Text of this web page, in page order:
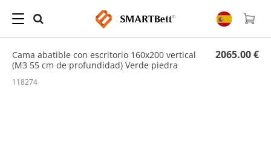
Hogar Cama abatible con escritorio
/ Cama abatible con escritorio 160x200 vertical
Cama abatible con escritorio 160x200 vertical
(M3 55 cm de profundidad) Verde piedra
2065.00 €
118274